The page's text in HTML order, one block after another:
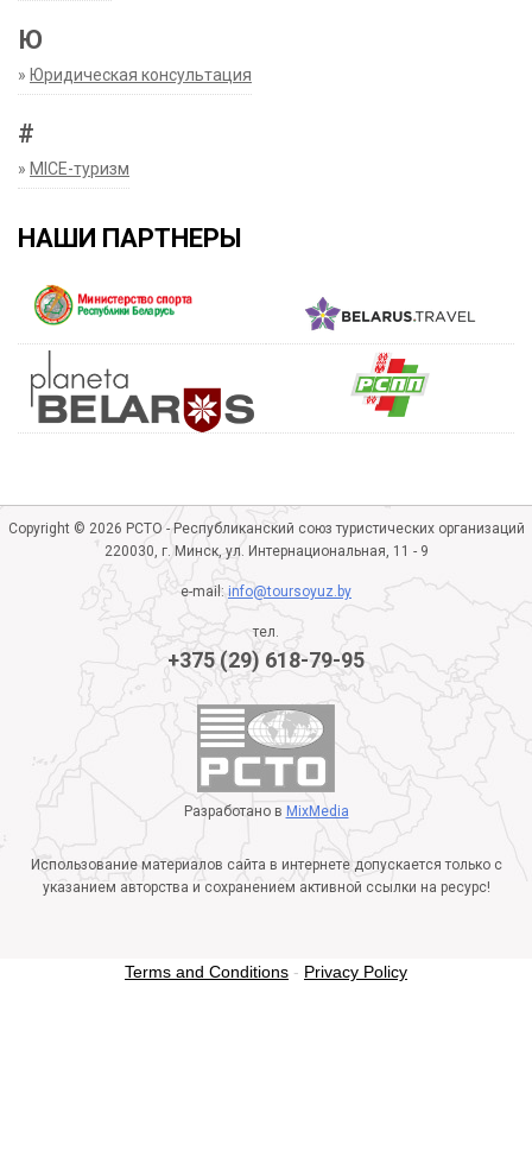
Ю
» Юридическая консультация
#
» MICE-туризм
НАШИ ПАРТНЕРЫ
Copyright © 2026 РСТО - Республиканский союз туристических организаций
220030, г. Минск, ул. Интернациональная, 11 - 9
e-mail:info@toursoyuz.by
тел.
+375 (29) 618-79-95
Разработано в MixMedia
Использование материалов сайта в интернете допускается только с
указанием авторства и сохранением активной ссылки на ресурс!
Terms and Conditions - Privacy Policy